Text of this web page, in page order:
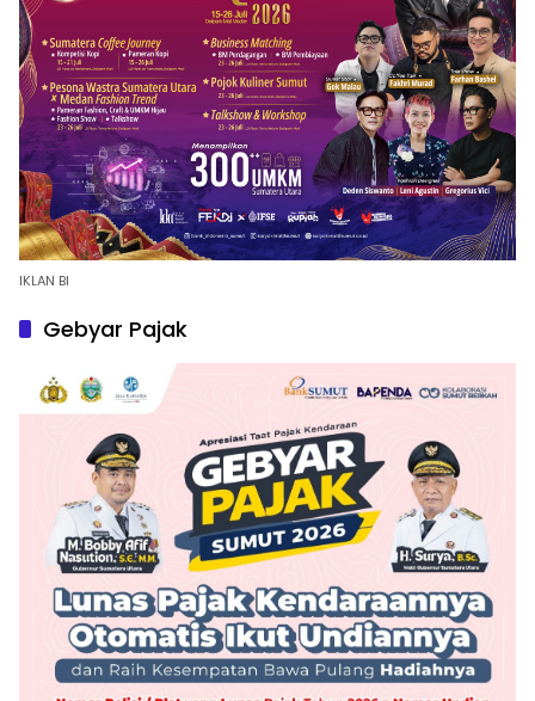
IKLAN BI
Gebyar Pajak